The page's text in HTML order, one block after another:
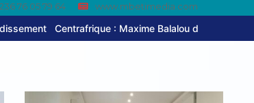
236 76 05 79 64 www.mbetimedia.com
Balalou déclare la guerre aux pratiques